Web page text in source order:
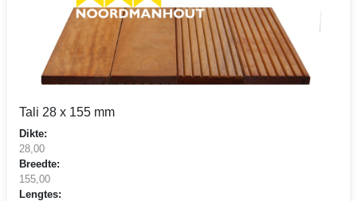
Tali 28 x 155 mm
Dikte:
28,00
Breedte:
155,00
Lengtes: